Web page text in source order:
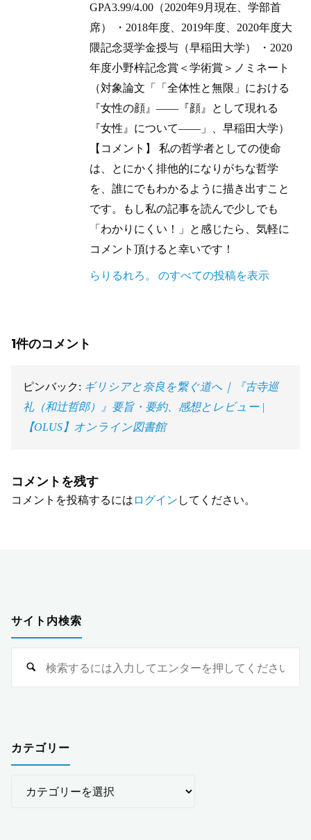
GPA3.99/4.00（2020年9月現在、学部首
席） ・2018年度、2019年度、2020年度大
隈記念奨学金授与（早稲田大学） ・2020
年度小野梓記念賞＜学術賞＞ノミネート
（対象論文「「全体性と無限」における
『女性の顔』——『顔』として現れる
『女性』について——」、早稲田大学）
【コメント】 私の哲学者としての使命
は、とにかく排他的になりがちな哲学
を、誰にでもわかるように描き出すこと
です。もし私の記事を読んで少しでも
「わかりにくい！」と感じたら、気軽に
コメント頂けると幸いです！
らりるれろ。 のすべての投稿を表示
1件のコメント
ピンバック: ギリシアと奈良を繋ぐ道へ｜『古寺巡
礼（和辻哲郎）』要旨・要約、感想とレビュー |
【OLUS】オンライン図書館
コメントを残す
コメントを投稿するには ログイン してください。
サイト内検索
カテゴリー